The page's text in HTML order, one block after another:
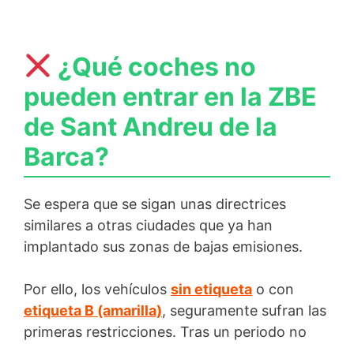
¿Qué coches no
pueden entrar en la ZBE
de Sant Andreu de la
Barca?
Se espera que se sigan unas directrices
similares a otras ciudades que ya han
implantado sus zonas de bajas emisiones.
Por ello, los vehículos sin etiqueta o con
etiqueta B (amarilla), seguramente sufran las
primeras restricciones. Tras un periodo no